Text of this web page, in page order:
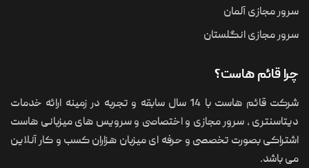
سرور مجازی آلمان
سرور مجازی انگلستان
چرا قائم هاست؟
شرکت قائم هاست با 14 سال سابقه و تجربه در زمینه ارائه خدمات
دیتاسنتری ، سرور مجازی و اختصاصی و سرویس های میزبانی هاست
اشتراکی بصورت تخصصی و حرفه ای میزبان هزاران کسب و کار آنلاین
می باشد.